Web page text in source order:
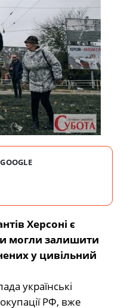
Херсоні є
могли залишити
у цивільний
українські
РФ, вже